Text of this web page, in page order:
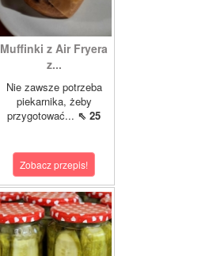
Muffinki z Air Fryera
z...
Nie zawsze potrzeba
piekarnika, żeby
przygotować... ⇖ 25
Zobacz przepis!